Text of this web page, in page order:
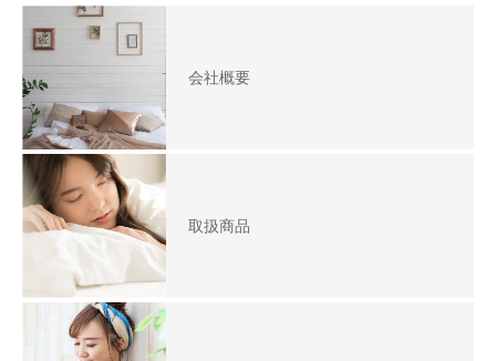
会社概要
取扱商品